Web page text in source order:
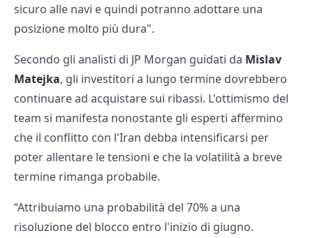
sicuro alle navi e quindi potranno adottare una
posizione molto più dura".
Secondo gli analisti di JP Morgan guidati da Mislav
Matejka, gli investitori a lungo termine dovrebbero
continuare ad acquistare sui ribassi. L'ottimismo del
team si manifesta nonostante gli esperti affermino
che il conflitto con l'Iran debba intensificarsi per
poter allentare le tensioni e che la volatilità a breve
termine rimanga probabile.
“Attribuiamo una probabilità del 70% a una
risoluzione del blocco entro l'inizio di giugno.